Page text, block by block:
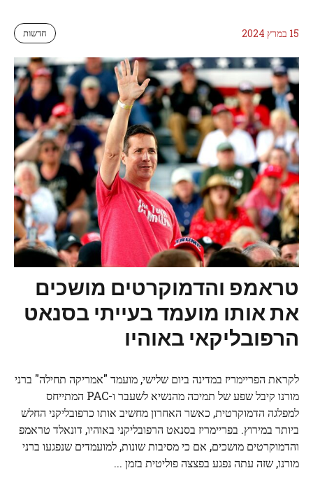
15 במרץ 2024 חדשות
טראמפ והדמוקרטים מושכים
את אותו מועמד בעייתי בסנאט
הרפובליקאי באוהיו
לקראת הפריימריז במדינה ביום שלישי, מועמד "אמריקה תחילה" ברני
מורנו קיבל שפע של תמיכה מהנשיא לשעבר ו-PAC המתייחס
למפלגה הדמוקרטית, כאשר האחרון מחשיב אותו כרפובליקני החלש
ביותר במירוץ. בפריימריז בסנאט הרפובליקני באוהיו, דונאלד טראמפ
והדמוקרטים מושכים, אם כי מסיבות שונות, למועמדים שנפגעו ברני
מורנו, שזה עתה נפגע בפצצה פוליטית בזמן ...